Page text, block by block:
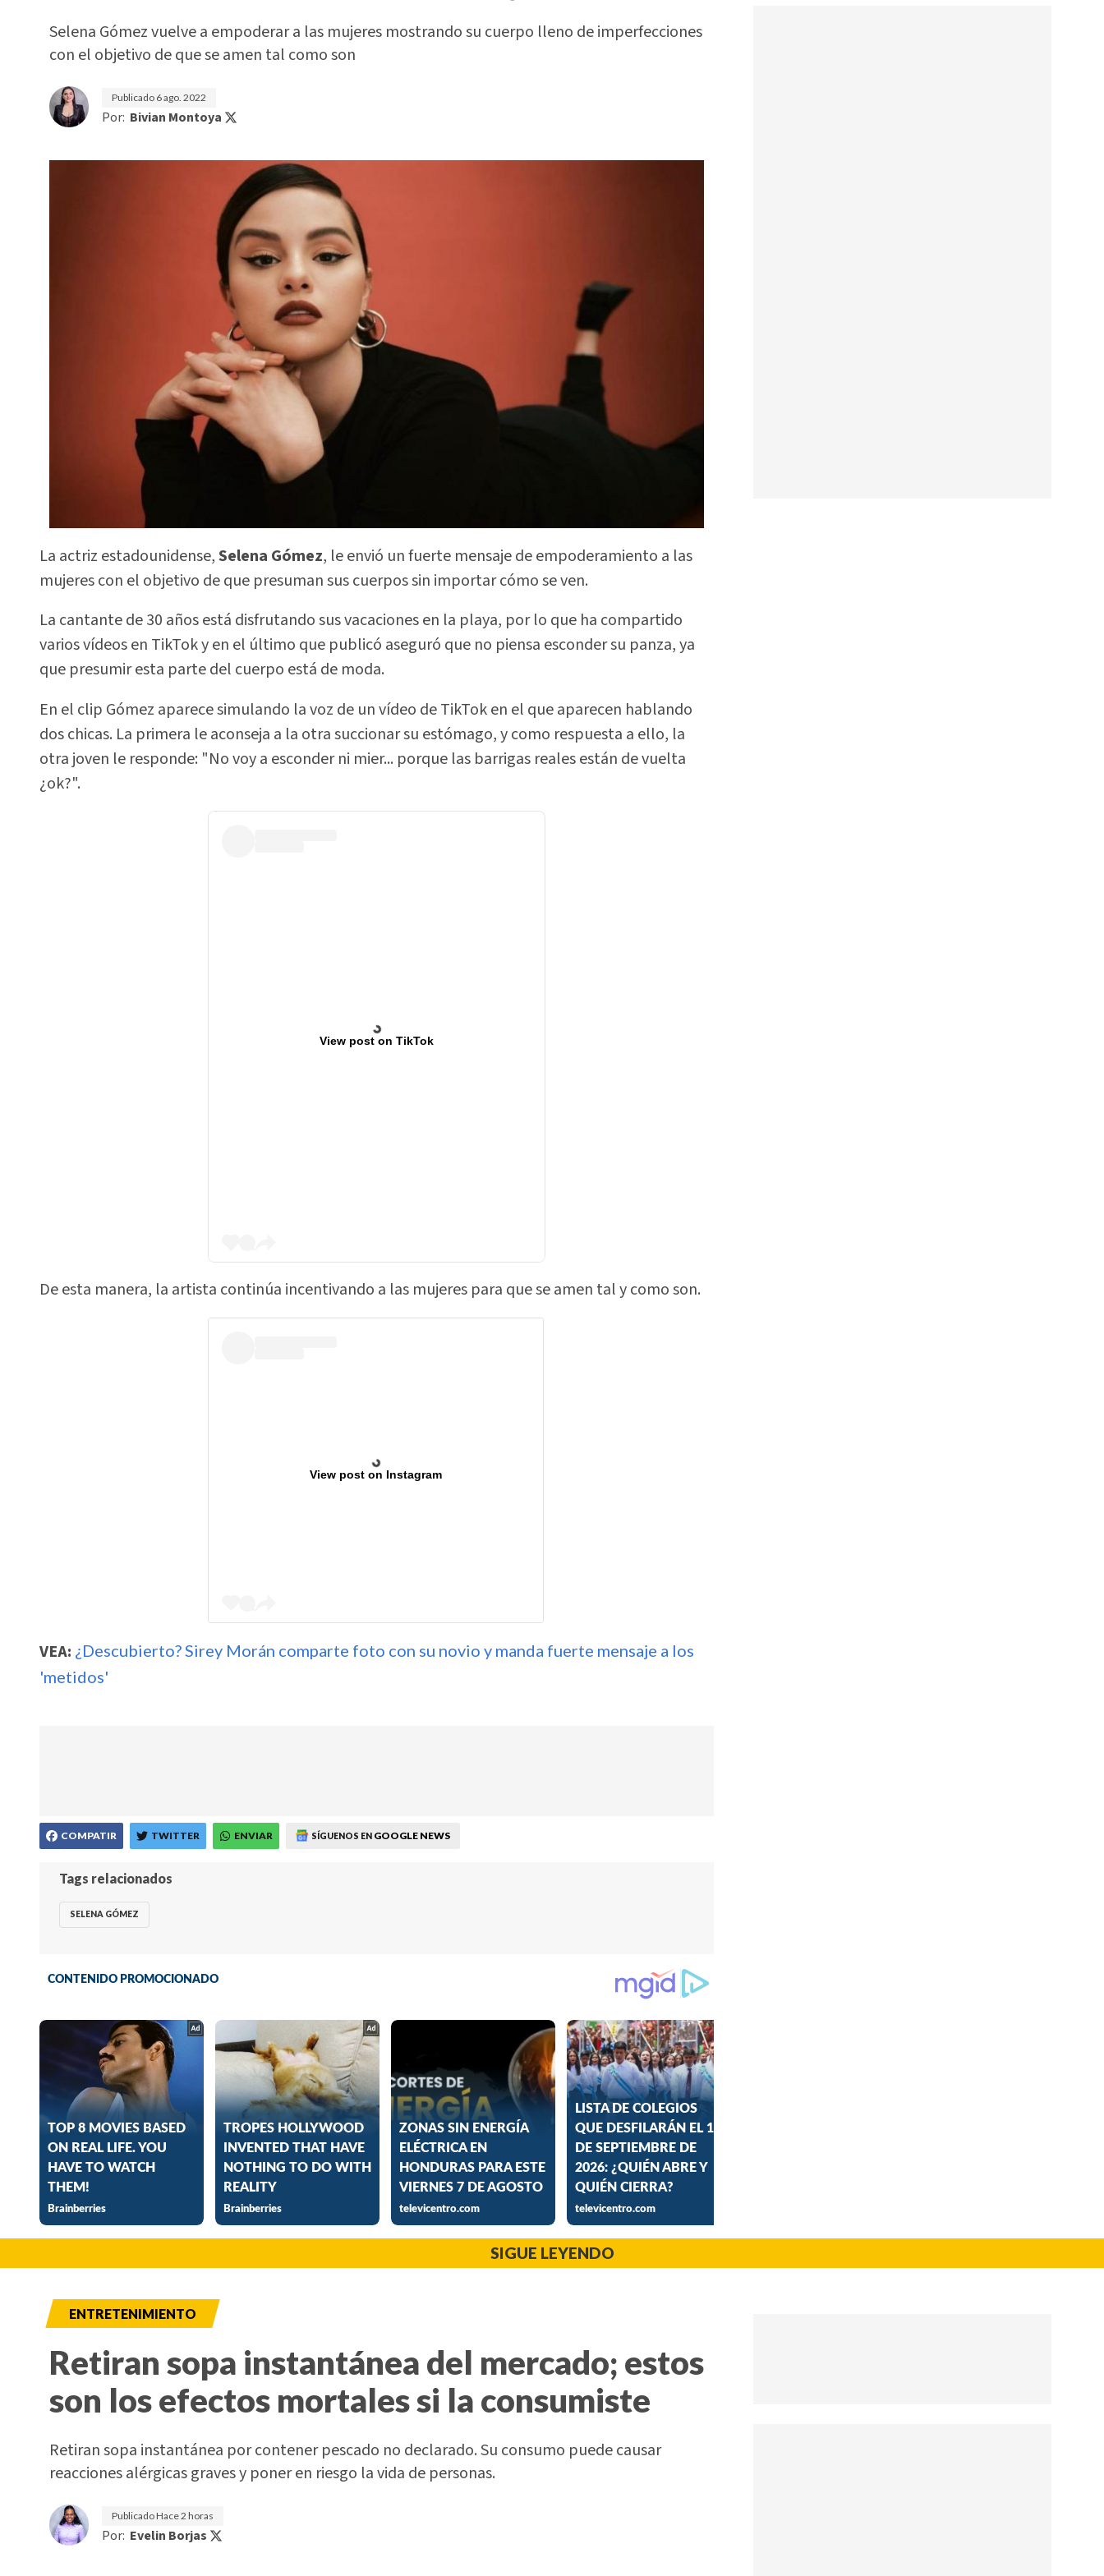
Selena Gómez vuelve a empoderar a las mujeres mostrando su cuerpo lleno de imperfecciones
con el objetivo de que se amen tal como son
Publicado 6 ago. 2022
Por: Bivian Montoya
La actriz estadounidense,Selena Gómez, le envió un fuerte mensaje de empoderamiento a las
mujeres con el objetivo de que presuman sus cuerpos sin importar cómo se ven.
La cantante de 30 años está disfrutando sus vacaciones en la playa, por lo que ha compartido
varios vídeos en TikTok y en el último que publicó aseguró que no piensa esconder su panza, ya
que presumir esta parte del cuerpo está de moda.
En el clip Gómez aparece simulando la voz de un vídeo de TikTok en el que aparecen hablando
dos chicas. La primera le aconseja a la otra succionar su estómago, y como respuesta a ello, la
otra joven le responde: "No voy a esconder ni mier... porque las barrigas reales están de vuelta
¿ok?".
View post on TikTok
De esta manera, la artista continúa incentivando a las mujeres para que se amen tal y como son.
View post on Instagram
VEA: ¿Descubierto? Sirey Morán comparte foto con su novio y manda fuerte mensaje a los
'metidos'
COMPATIR TWITTER ENVIAR SÍGUENOS EN GOOGLE NEWS
Tags relacionados
SELENA GÓMEZ
SIGUE LEYENDO
ENTRETENIMIENTO
Retiran sopa instantánea del mercado; estos
son los efectos mortales si la consumiste
Retiran sopa instantánea por contener pescado no declarado. Su consumo puede causar
reacciones alérgicas graves y poner en riesgo la vida de personas.
PublicadoHace 2 horas
Por: Evelin Borjas